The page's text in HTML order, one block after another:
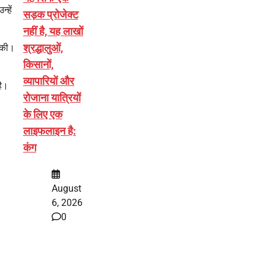
सड़क प्रोजेक्ट
नहीं है, यह लाखों
श्रद्धालुओं,
किसानों,
व्यापारियों और
रोजाना यात्रियों
के लिए एक
लाइफलाइन है:
कंग
August
6, 2026
0